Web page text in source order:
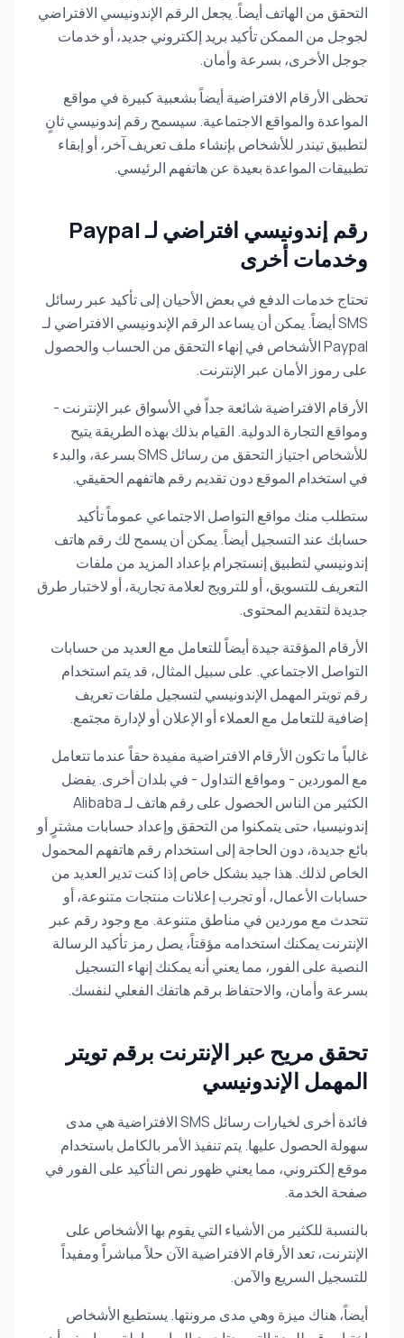
التحقق من الهاتف أيضاً. يجعل الرقم الإندونيسي الافتراضي
لجوجل من الممكن تأكيد بريد إلكتروني جديد، أو خدمات
جوجل الأخرى، بسرعة وأمان.
تحظى الأرقام الافتراضية أيضاً بشعبية كبيرة في مواقع
المواعدة والمواقع الاجتماعية. سيسمح رقم إندونيسي ثانٍ
لتطبيق تيندر للأشخاص بإنشاء ملف تعريف آخر، أو إبقاء
تطبيقات المواعدة بعيدة عن هاتفهم الرئيسي.
رقم إندونيسي افتراضي لـ Paypal
وخدمات أخرى
تحتاج خدمات الدفع في بعض الأحيان إلى تأكيد عبر رسائل
SMS أيضاً. يمكن أن يساعد الرقم الإندونيسي الافتراضي لـ
Paypal الأشخاص في إنهاء التحقق من الحساب والحصول
على رموز الأمان عبر الإنترنت.
الأرقام الافتراضية شائعة جداً في الأسواق عبر الإنترنت -
ومواقع التجارة الدولية. القيام بذلك بهذه الطريقة يتيح
للأشخاص اجتياز التحقق من رسائل SMS بسرعة، والبدء
في استخدام الموقع دون تقديم رقم هاتفهم الحقيقي.
ستطلب منك مواقع التواصل الاجتماعي عموماً تأكيد
حسابك عند التسجيل أيضاً. يمكن أن يسمح لك رقم هاتف
إندونيسي لتطبيق إنستجرام بإعداد المزيد من ملفات
التعريف للتسويق، أو للترويج لعلامة تجارية، أو لاختبار طرق
جديدة لتقديم المحتوى.
الأرقام المؤقتة جيدة أيضاً للتعامل مع العديد من حسابات
التواصل الاجتماعي. على سبيل المثال، قد يتم استخدام
رقم تويتر المهمل الإندونيسي لتسجيل ملفات تعريف
إضافية للتعامل مع العملاء أو الإعلان أو لإدارة مجتمع.
غالباً ما تكون الأرقام الافتراضية مفيدة حقاً عندما تتعامل
مع الموردين - ومواقع التداول - في بلدان أخرى. يفضل
الكثير من الناس الحصول على رقم هاتف لـ Alibaba
إندونيسيا، حتى يتمكنوا من التحقق وإعداد حسابات مشترٍ أو
بائع جديدة، دون الحاجة إلى استخدام رقم هاتفهم المحمول
الخاص لذلك. هذا جيد بشكل خاص إذا كنت تدير العديد من
حسابات الأعمال، أو تجرب إعلانات منتجات متنوعة، أو
تتحدث مع موردين في مناطق متنوعة. مع وجود رقم عبر
الإنترنت يمكنك استخدامه مؤقتاً، يصل رمز تأكيد الرسالة
النصية على الفور، مما يعني أنه يمكنك إنهاء التسجيل
بسرعة وأمان، والاحتفاظ برقم هاتفك الفعلي لنفسك.
تحقق مريح عبر الإنترنت برقم تويتر
المهمل الإندونيسي
فائدة أخرى لخيارات رسائل SMS الافتراضية هي مدى
سهولة الحصول عليها. يتم تنفيذ الأمر بالكامل باستخدام
موقع إلكتروني، مما يعني ظهور نص التأكيد على الفور في
صفحة الخدمة.
بالنسبة للكثير من الأشياء التي يقوم بها الأشخاص على
الإنترنت، تعد الأرقام الافتراضية الآن حلاً مباشراً ومفيداً
للتسجيل السريع والآمن.
أيضاً، هناك ميزة وهي مدى مرونتها. يستطيع الأشخاص